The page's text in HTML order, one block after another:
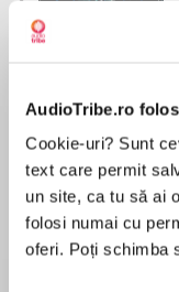
AudioTribe.ro
Cookie-uri? Sunt
text care permit
un site, ca tu să ai
folosi numai cu
oferi. Poți schimba
Elita de Argint (Elita
Desprecarte